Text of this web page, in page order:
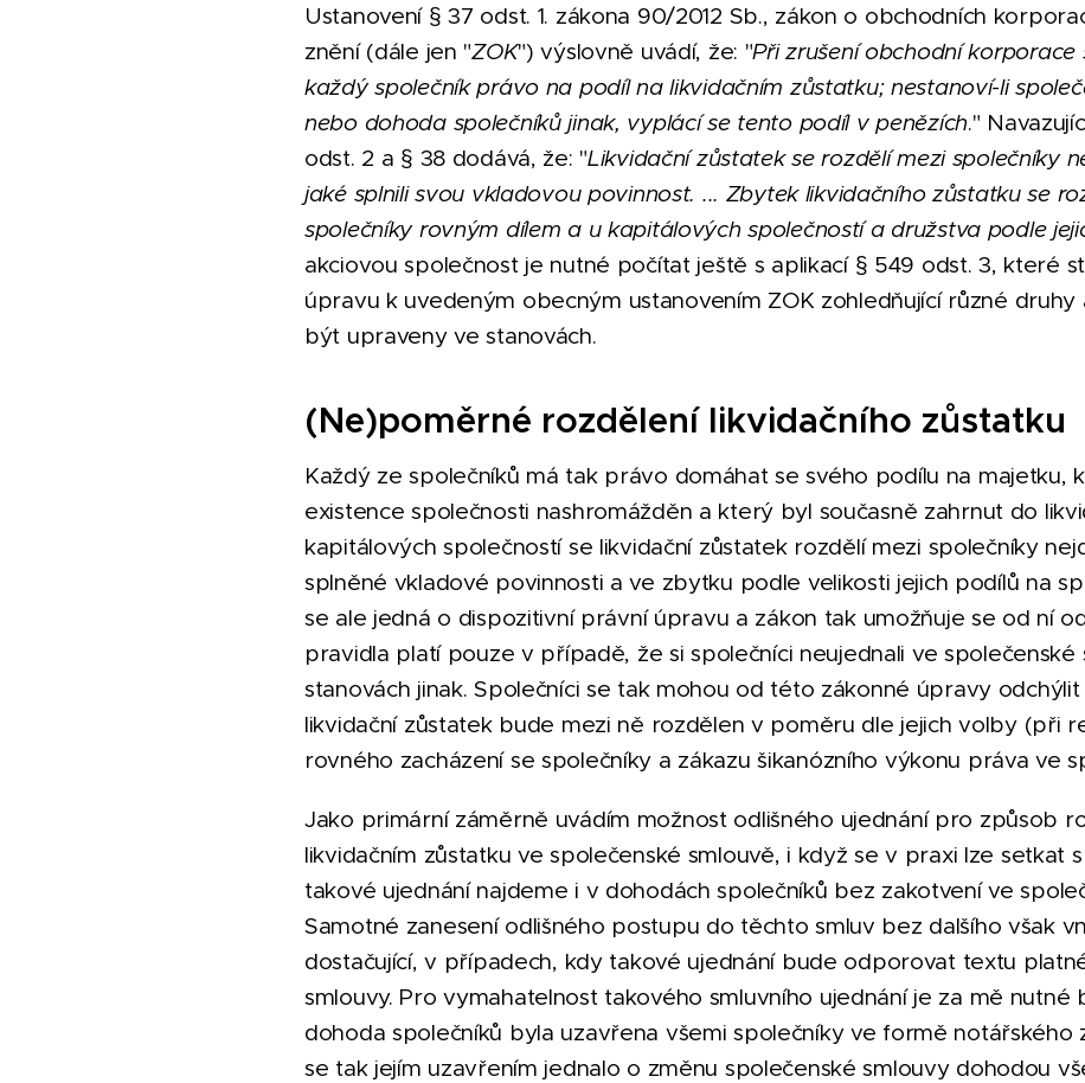
Ustanovení § 37 odst. 1. zákona 90/2012 Sb., zákon o obchodních
znění (dále jen "ZOK") výslovně uvádí, že: "Při zrušení obchodní korporace
každý společník právo na podíl na likvidačním zůstatku; nestanoví-li
nebo dohoda společníků jinak, vyplácí se tento podíl v penězích."
odst. 2 a § 38 dodává, že: "Likvidační zůstatek se rozdělí mezi společníky
jaké splnili svou vkladovou povinnost. ... Zbytek likvidačního zůstatku se
společníky rovným dílem a u kapitálových společností a družstva podle
akciovou společnost je nutné počítat ještě s aplikací § 549 odst. 3, které
úpravu k uvedeným obecným ustanovením ZOK zohledňující různé druhy
být upraveny ve stanovách.
(Ne)poměrné rozdělení likvidačního zůstatku
Každý ze společníků má tak právo domáhat se svého podílu na majetku,
existence společnosti nashromážděn a který byl současně zahrnut do
kapitálových společností se likvidační zůstatek rozdělí mezi společníky
splněné vkladové povinnosti a ve zbytku podle velikosti jejich podílů na
se ale jedná o dispozitivní právní úpravu a zákon tak umožňuje se od ní
pravidla platí pouze v případě, že si společníci neujednali ve společenské
stanovách jinak. Společníci se tak mohou od této zákonné úpravy
likvidační zůstatek bude mezi ně rozdělen v poměru dle jejich volby (při
rovného zacházení se společníky a zákazu šikanózního výkonu práva ve
Jako primární záměrně uvádím možnost odlišného ujednání pro způsob
likvidačním zůstatku ve společenské smlouvě, i když se v praxi lze setkat
takové ujednání najdeme i v dohodách společníků bez zakotvení ve
Samotné zanesení odlišného postupu do těchto smluv bez dalšího však
dostačující, v případech, kdy takové ujednání bude odporovat textu
smlouvy. Pro vymahatelnost takového smluvního ujednání je za mě nutné
dohoda společníků byla uzavřena všemi společníky ve formě notářského
se tak jejím uzavřením jednalo o změnu společenské smlouvy dohodou